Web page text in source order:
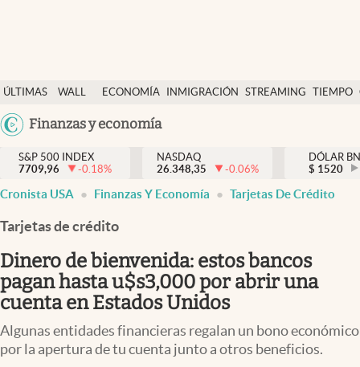
ÚLTIMAS
NOTICIAS
WALL
DÓLAR
ECONOMÍA INMIGRACIÓN STREAMING TIEMPO
México
USA
Finanzas y economía
Finanzas y economía
Wall Street y dólar
Inmigración
Espiritual
Streaming
PC y mobile
S&P 500 INDEX
7709,96
-0.18%
NASDAQ
26.348,35
-0.06%
DÓLAR
$ 1520
Cronista USA Finanzas Y Economía Tarjetas De Crédito
Tarjetas de crédito
Dinero de bienvenida: estos bancos
pagan hasta u$s3,000 por abrir una
cuenta en Estados Unidos
Algunas entidades financieras regalan un bono económico
por la apertura de tu cuenta junto a otros beneficios.